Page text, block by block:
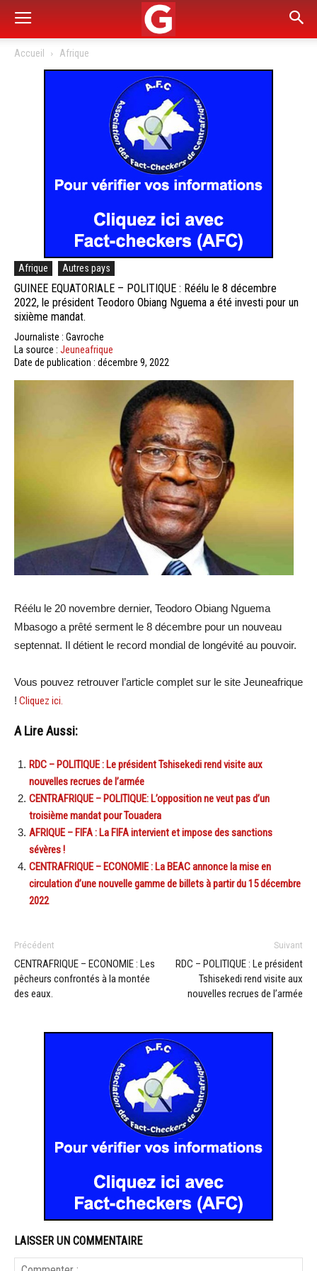
Accueil Afrique
Afrique Autres pays
GUINEE EQUATORIALE – POLITIQUE : Réélu le 8 décembre
2022, le président Teodoro Obiang Nguema a été investi pour un
sixième mandat.
Journaliste : Gavroche
La source : Jeuneafrique
Date de publication : décembre 9, 2022
Réélu le 20 novembre dernier, Teodoro Obiang Nguema
Mbasogo a prêté serment le 8 décembre pour un nouveau
septennat. Il détient le record mondial de longévité au pouvoir.
Vous pouvez retrouver l’article complet sur le site Jeuneafrique
! Cliquez ici.
A Lire Aussi:
RDC – POLITIQUE : Le président Tshisekedi rend visite aux
nouvelles recrues de l’armée
CENTRAFRIQUE – POLITIQUE: L’opposition ne veut pas d’un
troisième mandat pour Touadera
AFRIQUE – FIFA : La FIFA intervient et impose des sanctions
sévères !
CENTRAFRIQUE – ECONOMIE : La BEAC annonce la mise en
circulation d’une nouvelle gamme de billets à partir du 15 décembre
2022
Précédent
CENTRAFRIQUE – ECONOMIE : Les
pêcheurs confrontés à la montée
des eaux.
Suivant
RDC – POLITIQUE : Le président
Tshisekedi rend visite aux
nouvelles recrues de l’armée
LAISSER UN COMMENTAIRE